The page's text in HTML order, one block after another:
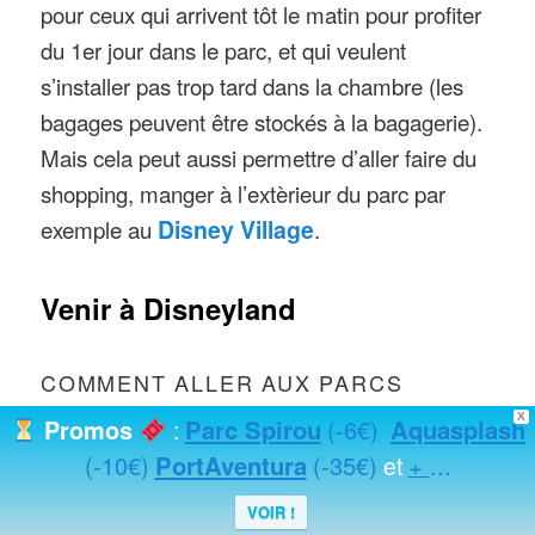
pour ceux qui arrivent tôt le matin pour profiter
du 1er jour dans le parc, et qui veulent
s’installer pas trop tard dans la chambre (les
bagages peuvent être stockés à la bagagerie).
Mais cela peut aussi permettre d’aller faire du
shopping, manger à l’extèrieur du parc par
exemple au Disney Village.
Venir à Disneyland
COMMENT ALLER AUX PARCS
DISNEY DEPUIS LES HÔTELS
DISNEY ?
X
Promos :Parc Spirou(-6€) Aquasplash
(-10€)PortAventura(-35€)et+...
VOIR !